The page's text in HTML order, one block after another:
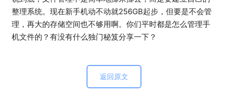
整理系统。现在新手机动不动就256GB起步，但要是不会管
理，再大的存储空间也不够用啊。你们平时都是怎么管理手
机文件的？有没有什么独门秘笈分享一下？
返回原文